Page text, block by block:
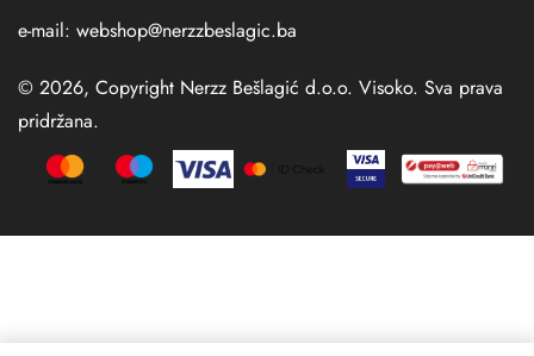
e-mail: webshop@nerzzbeslagic.ba
© 2026, Copyright Nerzz Bešlagić d.o.o. Visoko. Sva prava
pridržana.